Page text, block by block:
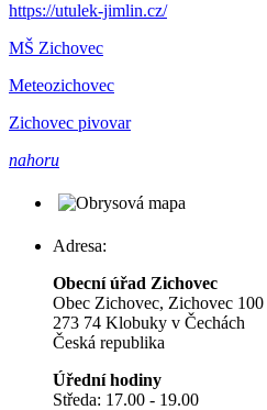
https://utulek-jimlin.cz/
MŠ Zichovec
Meteozichovec
Zichovec pivovar
nahoru
Adresa:
Obecní úřad Zichovec
Obec Zichovec, Zichovec 100
273 74 Klobuky v Čechách
Česká republika
Úřední hodiny
Středa: 17.00 - 19.00